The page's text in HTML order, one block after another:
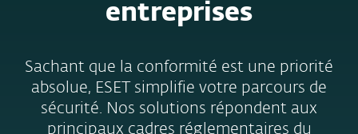
entreprises
Sachant que la conformité est une priorité
absolue, ESET simplifie votre parcours de
sécurité. Nos solutions répondent aux
principaux cadres réglementaires du